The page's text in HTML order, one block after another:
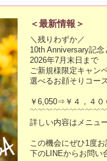
＜最新情報＞
＼残りわずか／
10th Anniversary記念
2026年7月末日まで
ご新規様限定キャン
選べるお顔そりコー
￥6,050⇒￥４，４
詳しい内容はメニュ
この機会にぜひ1度
下のLINEからお問い